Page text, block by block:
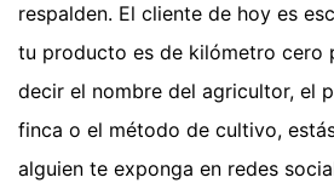
respalden. El cliente de hoy es
tu producto es de kilómetro cero
decir el nombre del agricultor, el
finca o el método de cultivo,
alguien te exponga en redes